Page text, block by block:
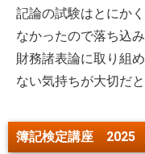
記論の試験はとにか
なかったので落ち込
財務諸表論に取り組
ない気持ちが大切だ
簿記検定講座 2025